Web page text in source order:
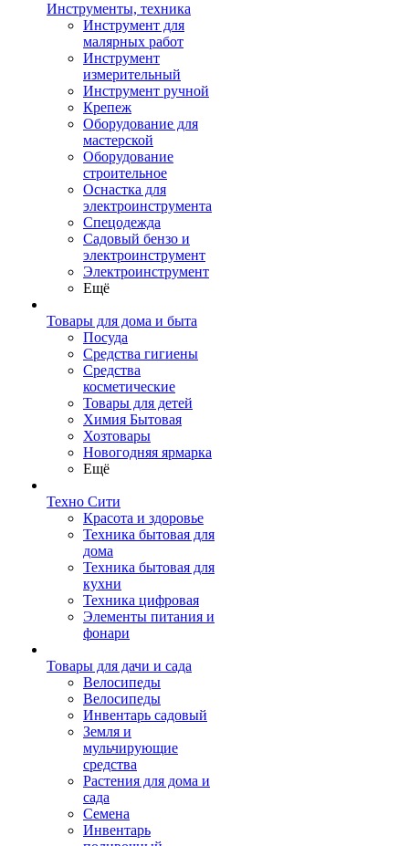
Инструменты, техника
Инструмент для
малярных работ
Инструмент
измерительный
Инструмент ручной
Крепеж
Оборудование для
мастерской
Оборудование
строительное
Оснастка для
электроинструмента
Спецодежда
Садовый бензо и
электроинструмент
Электроинструмент
Ещё
Товары для дома и быта
Посуда
Средства гигиены
Средства
косметические
Товары для детей
Химия Бытовая
Хозтовары
Новогодняя ярмарка
Ещё
Техно Сити
Красота и здоровье
Техника бытовая для
дома
Техника бытовая для
кухни
Техника цифровая
Элементы питания и
фонари
Товары для дачи и сада
Велосипеды
Велосипеды
Инвентарь садовый
Земля и
мульчирующие
средства
Растения для дома и
сада
Семена
Инвентарь